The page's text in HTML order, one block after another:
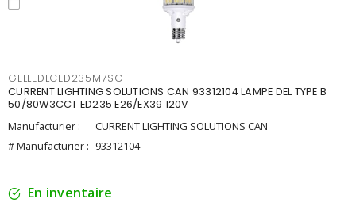
GELLEDLCED235M7SC
CURRENT LIGHTING SOLUTIONS CAN 93312104 LAMPE DEL TYPE B
50/80W3CCT ED235 E26/EX39 120V
Manufacturier :
CURRENT LIGHTING SOLUTIONS CAN
# Manufacturier : 93312104
En inventaire